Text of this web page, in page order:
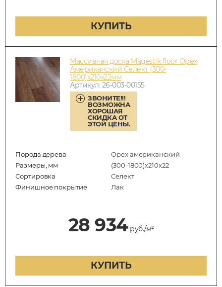
КУПИТЬ
Массивная доска Magestik floor Орех
Американский Селект (300-
1800)x210x22мм
Артикул: 26-003-00155
ЗВОНИТЕ!!!
ВОЗМОЖНА
ХОРОШАЯ
СКИДКА ОТ
ЭТОЙ ЦЕНЫ.
Порода дерева
Орех американский
Размеры, мм
(300-1800)x210x22
Сортировка
Селект
Финишное покрытие
Лак
28 934руб./м²
КУПИТЬ